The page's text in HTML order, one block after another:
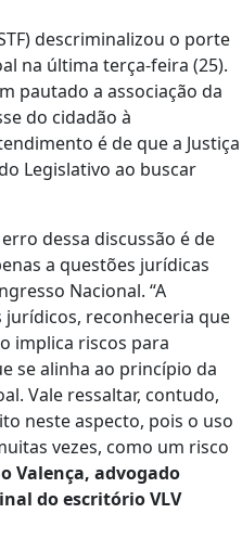
descriminalizou o porte
na última terça-feira (25).
pautado a associação da
do cidadão à
é de que a Justiça
Legislativo ao buscar
dessa discussão é de
a questões jurídicas
Nacional. “A
reconheceria que
implica riscos para
se alinha ao princípio da
Vale ressaltar, contudo,
neste aspecto, pois o uso
vezes, como um risco
Valença, advogado
do escritório VLV